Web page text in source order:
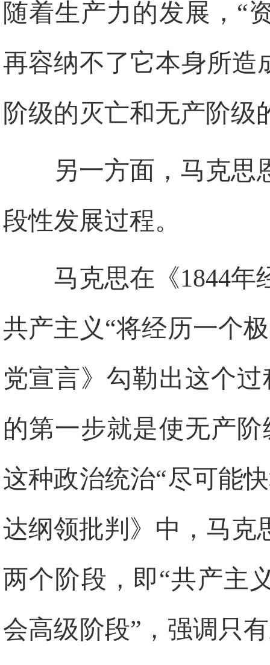
随着生产力的发展，“
再容纳不了它本身所造
阶级的灭亡和无产阶级
另一方面，马克思
段性发展过程。
马克思在《1844
共产主义“将经历一个
党宣言》勾勒出这个
的第一步就是使无产
这种政治统治“尽可能
达纲领批判》中，马克
两个阶段，即“共产主
会高级阶段”，强调只